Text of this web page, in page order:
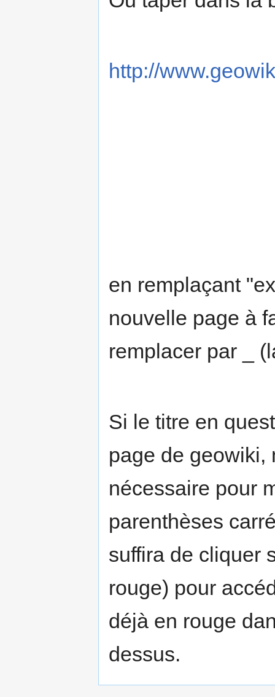
http://
en remplaçant
nouvelle page à
remplacer par _
Si le titre en
page de geowiki,
nécessaire pour
parenthèses
suffira de cliquer
rouge) pour
déjà en rouge
dessus.